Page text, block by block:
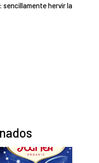
sencillamente hervir la